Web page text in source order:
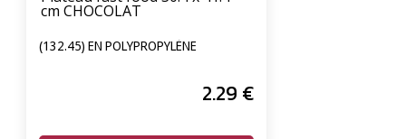
cm CHOCOLAT
(132.45) EN POLYPROPYLÈNE
2.29 €